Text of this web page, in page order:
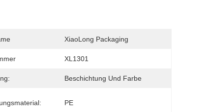
XiaoLong Packaging
XL1301
Beschichtung Und Farbe
PE